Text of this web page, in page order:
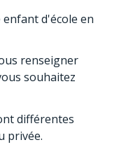
d'école en
renseigner
souhaitez
différentes
privée.